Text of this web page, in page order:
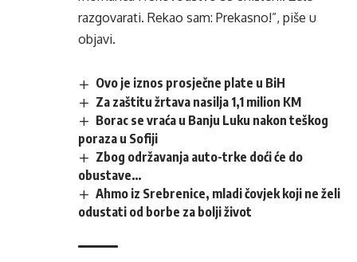
razgovarati. Rekao sam: Prekasno!”, piše u
objavi.
Ovo je iznos prosječne plate u BiH
Za zaštitu žrtava nasilja 1,1 milion KM
Borac se vraća u Banju Luku nakon teškog
poraza u Sofiji
Zbog održavanja auto-trke doći će do
obustave…
Ahmo iz Srebrenice, mladi čovjek koji ne želi
odustati od borbe za bolji život